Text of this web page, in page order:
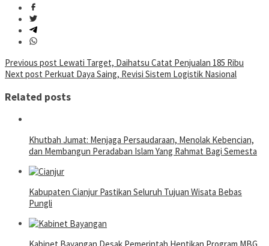
Post
navigation
Previous post Lewati Target, Daihatsu Catat Penjualan 185 Ribu
Next post Perkuat Daya Saing, Revisi Sistem Logistik Nasional
Related posts
Khutbah Jumat: Menjaga Persaudaraan, Menolak Kebencian,
dan Membangun Peradaban Islam Yang Rahmat Bagi Semesta
Kabupaten Cianjur Pastikan Seluruh Tujuan Wisata Bebas
Pungli